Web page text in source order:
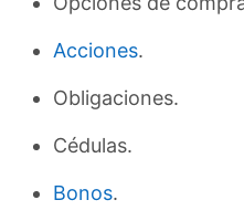
Acciones.
Obligaciones.
Cédulas.
Bonos.